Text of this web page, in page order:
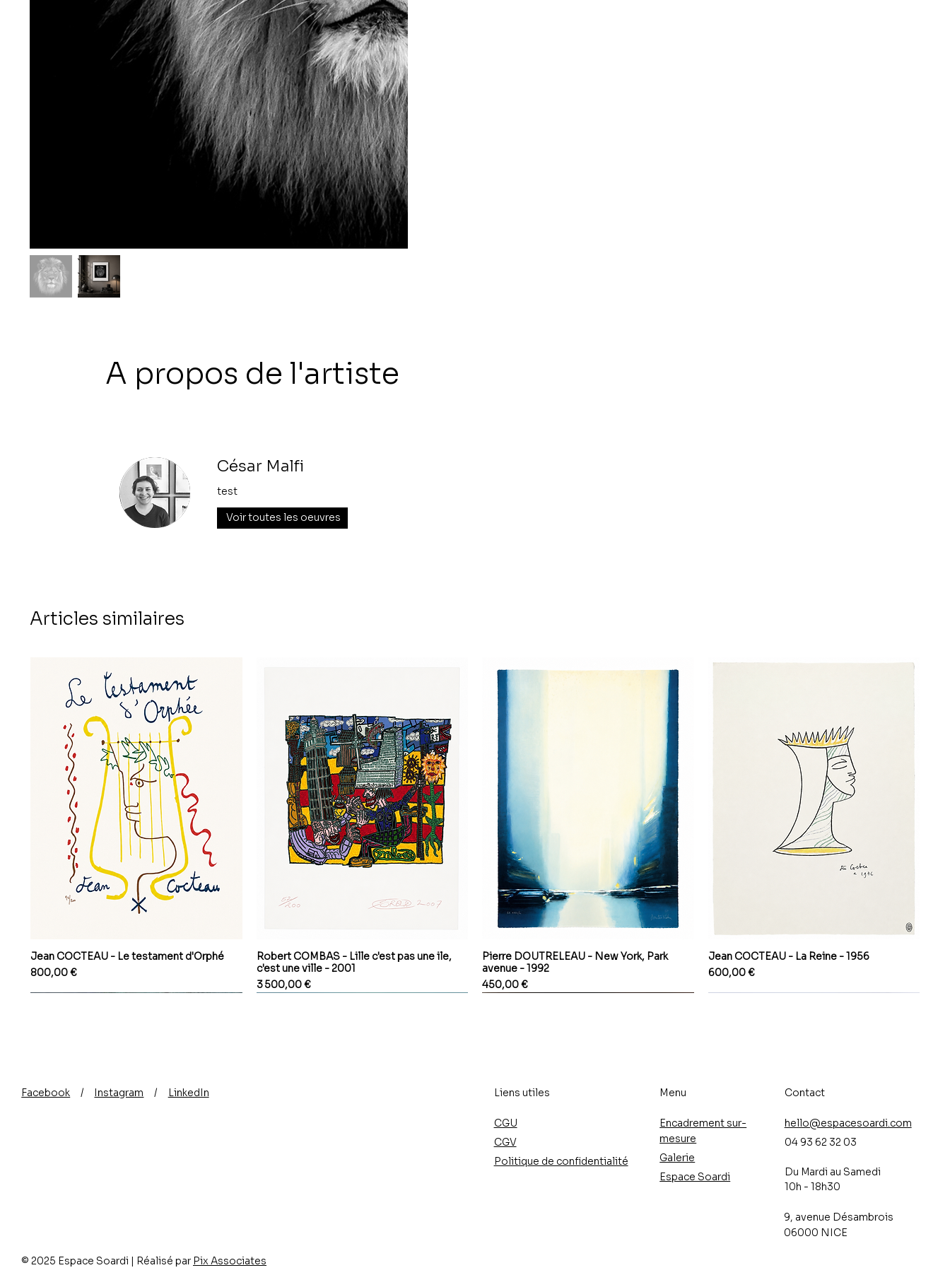
A propos de l'artiste
César Malfi
test
Voir toutes les oeuvres
Articles similaires
Jean COCTEAU - Le testament d'Orphé
Prix
800,00 €
Robert COMBAS - Lille c'est pas une ile,
c'est une ville - 2001
Prix
3 500,00 €
Pierre DOUTRELEAU - New York, Park
avenue - 1992
Prix
450,00 €
Jean COCTEAU - La Reine - 1956
Prix
600,00 €
Facebook / Instagram / LinkedIn Liens utiles
CGU
CGV
Politique de confidentialité
Menu
Encadrement sur-
mesure
Galerie
Espace Soardi
Contact
hello@espacesoardi.com
04 93 62 32 03
Du Mardi au Samedi
10h - 18h30​
9, avenue Désambrois
06000 NICE
© 2025 Espace Soardi | Réalisé par Pix Associates